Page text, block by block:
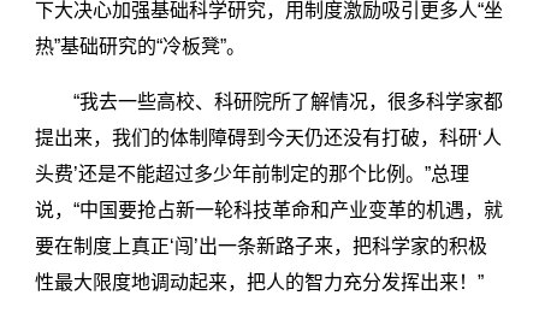
下大决心加强基础科学研究，用制度激励吸引更多人“坐
热”基础研究的“冷板凳”。
“我去一些高校、科研院所了解情况，很多科学家都
提出来，我们的体制障碍到今天仍还没有打破，科研‘人
头费’还是不能超过多少年前制定的那个比例。”总理
说，“中国要抢占新一轮科技革命和产业变革的机遇，就
要在制度上真正‘闯’出一条新路子来，把科学家的积极
性最大限度地调动起来，把人的智力充分发挥出来！”